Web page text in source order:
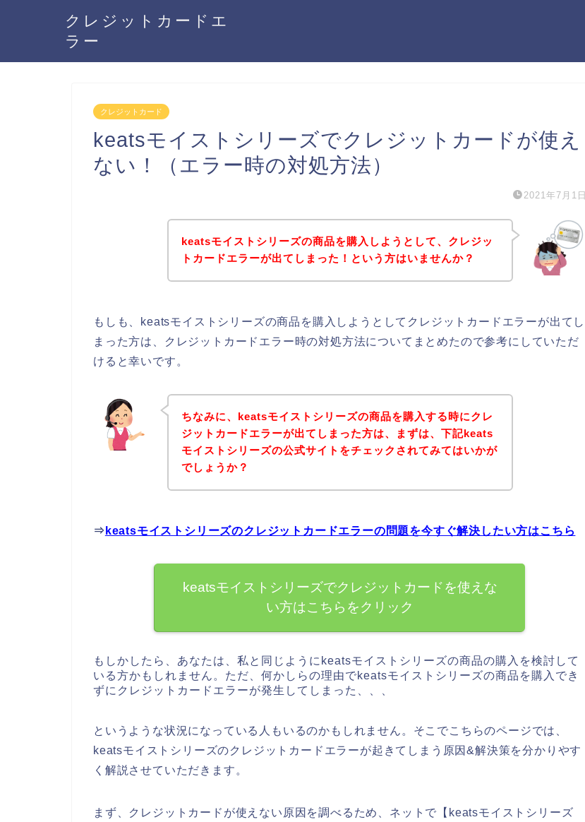
クレジットカードエ
ラー
クレジットカード
keatsモイストシリーズでクレジットカードが使え
ない！（エラー時の対処方法）
2021年7月1日
keatsモイストシリーズの商品を購入しようとして、クレジッ
トカードエラーが出てしまった！という方はいませんか？
もしも、keatsモイストシリーズの商品を購入しようとしてクレジットカードエラーが出てし
まった方は、クレジットカードエラー時の対処方法についてまとめたので参考にしていただ
けると幸いです。
ちなみに、keatsモイストシリーズの商品を購入する時にクレ
ジットカードエラーが出てしまった方は、まずは、下記keats
モイストシリーズの公式サイトをチェックされてみてはいかが
でしょうか？
⇒ keatsモイストシリーズのクレジットカードエラーの問題を今すぐ解決したい方はこちら
keatsモイストシリーズでクレジットカードを使えな
い方はこちらをクリック
もしかしたら、あなたは、私と同じようにkeatsモイストシリーズの商品の購入を検討して
いる方かもしれません。ただ、何かしらの理由でkeatsモイストシリーズの商品を購入でき
ずにクレジットカードエラーが発生してしまった、、、
というような状況になっている人もいるのかもしれません。そこでこちらのページでは、
keatsモイストシリーズのクレジットカードエラーが起きてしまう原因&解決策を分かりやす
く解説させていただきます。
まず、クレジットカードが使えない原因を調べるため、ネットで【keatsモイストシリーズ